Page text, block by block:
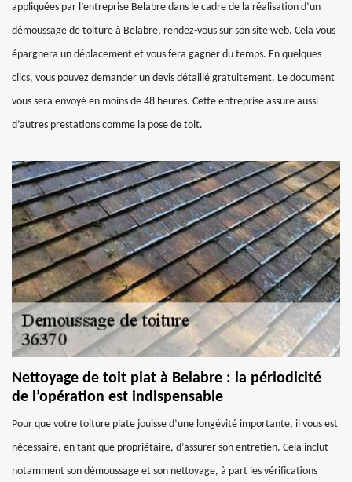
appliquées par l’entreprise Belabre dans le cadre de la réalisation d’un
démoussage de toiture à Belabre, rendez-vous sur son site web. Cela vous
épargnera un déplacement et vous fera gagner du temps. En quelques
clics, vous pouvez demander un devis détaillé gratuitement. Le document
vous sera envoyé en moins de 48 heures. Cette entreprise assure aussi
d’autres prestations comme la pose de toit.
Nettoyage de toit plat à Belabre : la périodicité
de l’opération est indispensable
Pour que votre toiture plate jouisse d’une longévité importante, il vous est
nécessaire, en tant que propriétaire, d’assurer son entretien. Cela inclut
notamment son démoussage et son nettoyage, à part les vérifications